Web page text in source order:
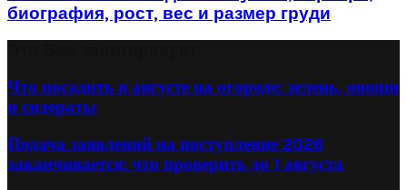
биография, рост, вес и размер груди
Что посадить в августе на огороде: зелень, овощи
и сидераты
Подача заявлений на поступление 2026
заканчивается: что проверить до 1 августа